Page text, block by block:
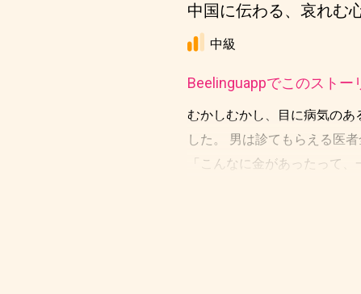
中国に伝わる、哀れむ
中級
Beelinguappでこのスト
むかしむかし、目に病気のあ
した。 男は診てもらえる医
「こんなに金があったって
とうとう、男は絶望的な気
その時、この町には、年老